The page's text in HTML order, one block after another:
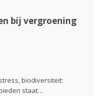
bij vergroening
biodiversiteit:
staat…